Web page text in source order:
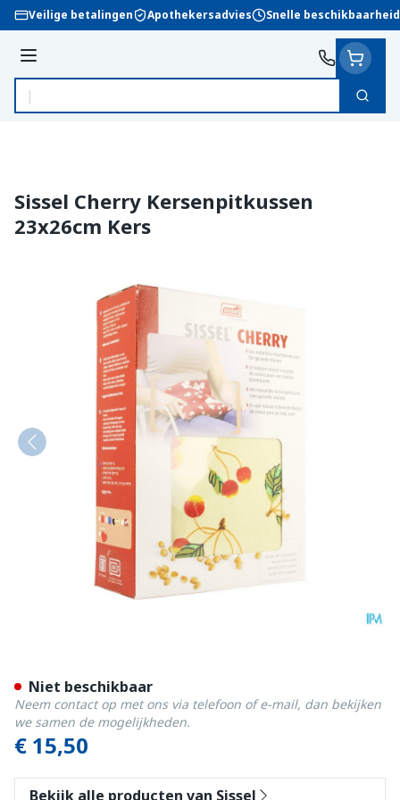
Ga naar de inhoud
Veilige betalingen Apothekersadvies Snelle beschikbaarheid
Menu
Product, merk, categorie...
Zoek
Sissel Cherry Kersenpitkussen
23x26cm Kers
€ 15,50
Niet beschikbaar
Neem contact op met ons via telefoon of e-mail, dan bekijken
we samen de mogelijkheden.
Bekijk alle producten van Sissel